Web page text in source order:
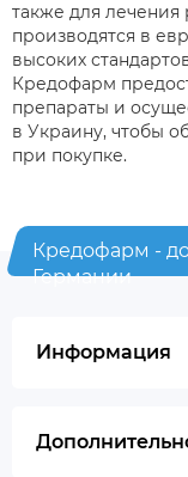
также для
производятся в
высоких
Кредофарм
препараты и
в Украину, чтобы
при покупке.
Кредофарм -
Германии
Информация